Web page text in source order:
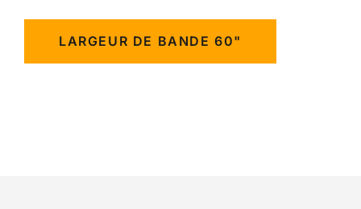
LARGEUR DE BANDE 60"